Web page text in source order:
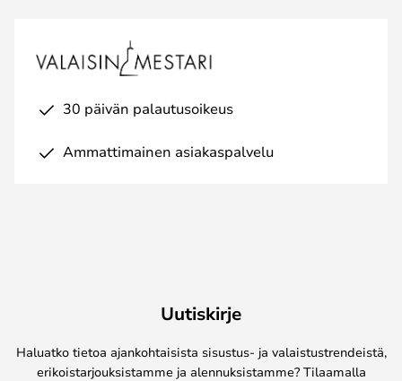
30 päivän palautusoikeus
Ammattimainen asiakaspalvelu
Uutiskirje
Haluatko tietoa ajankohtaisista sisustus- ja valaistustrendeistä,
erikoistarjouksistamme ja alennuksistamme? Tilaamalla